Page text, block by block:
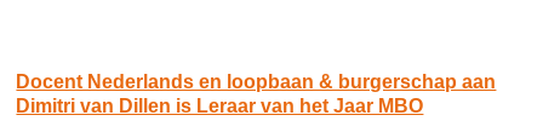
Docent Nederlands en loopbaan & burgerschap aan
Dimitri van Dillen is Leraar van het Jaar MBO